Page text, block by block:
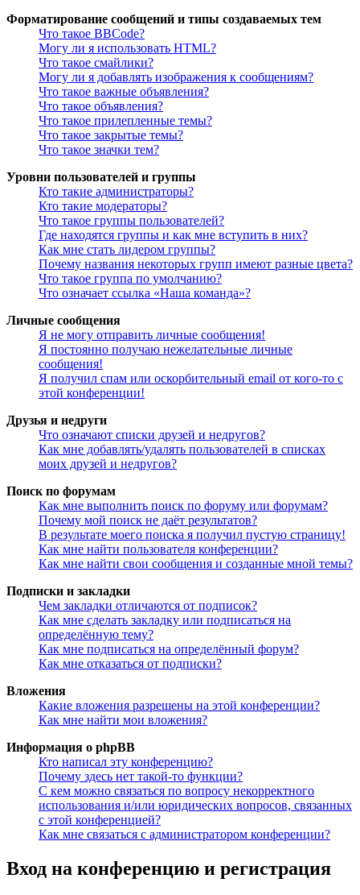
Форматирование сообщений и типы создаваемых тем
Что такое BBCode?
Могу ли я использовать HTML?
Что такое смайлики?
Могу ли я добавлять изображения к сообщениям?
Что такое важные объявления?
Что такое объявления?
Что такое прилепленные темы?
Что такое закрытые темы?
Что такое значки тем?
Уровни пользователей и группы
Кто такие администраторы?
Кто такие модераторы?
Что такое группы пользователей?
Где находятся группы и как мне вступить в них?
Как мне стать лидером группы?
Почему названия некоторых групп имеют разные цвета?
Что такое группа по умолчанию?
Что означает ссылка «Наша команда»?
Личные сообщения
Я не могу отправить личные сообщения!
Я постоянно получаю нежелательные личные
сообщения!
Я получил спам или оскорбительный email от кого-то с
этой конференции!
Друзья и недруги
Что означают списки друзей и недругов?
Как мне добавлять/удалять пользователей в списках
моих друзей и недругов?
Поиск по форумам
Как мне выполнить поиск по форуму или форумам?
Почему мой поиск не даёт результатов?
В результате моего поиска я получил пустую страницу!
Как мне найти пользователя конференции?
Как мне найти свои сообщения и созданные мной темы?
Подписки и закладки
Чем закладки отличаются от подписок?
Как мне сделать закладку или подписаться на
определённую тему?
Как мне подписаться на определённый форум?
Как мне отказаться от подписки?
Вложения
Какие вложения разрешены на этой конференции?
Как мне найти мои вложения?
Информация о phpBB
Кто написал эту конференцию?
Почему здесь нет такой-то функции?
С кем можно связаться по вопросу некорректного
использования и/или юридических вопросов, связанных
с этой конференцией?
Как мне связаться с администратором конференции?
Вход на конференцию и регистрация